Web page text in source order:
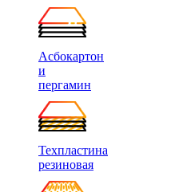
Асбокартон
и
пергамин
Техпластина
резиновая